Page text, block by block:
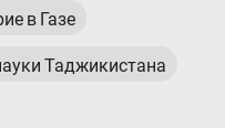
в Газе
Таджикистана